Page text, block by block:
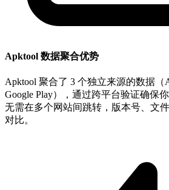
Apktool 数据聚合优势
Apktool 聚合了 3 个独立来源的数据（
Google Play），通过跨平台验证确保
无需在多个网站间跳转，版本号、文
对比。